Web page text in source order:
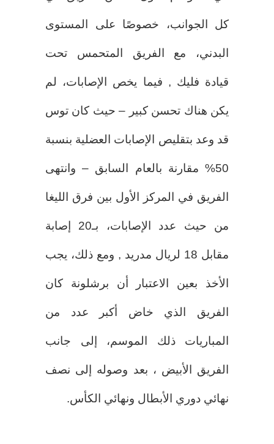
كل الجوانب، خصوصًا على المستوى
البدني، مع الفريق المتحمس تحت
قيادة فليك , فيما يخص الإصابات، لم
يكن هناك تحسن كبير – حيث كان توس
قد وعد بتقليص الإصابات العضلية بنسبة
50% مقارنة بالعام السابق – وانتهى
الفريق في المركز الأول بين فرق الليغا
من حيث عدد الإصابات، بـ20 إصابة
مقابل 18 لريال مدريد , ومع ذلك، يجب
الأخذ بعين الاعتبار أن برشلونة كان
الفريق الذي خاض أكبر عدد من
المباريات ذلك الموسم، إلى جانب
الفريق الأبيض ، بعد وصوله إلى نصف
نهائي دوري الأبطال ونهائي الكأس.